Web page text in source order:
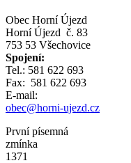
Obec Horní Újezd
Horní Újezd č. 83
753 53 Všechovice
Spojení:
Tel.: 581 622 693
Fax: 581 622 693
E-mail:
obec@horni-ujezd.cz
První písemná
zmínka
1371